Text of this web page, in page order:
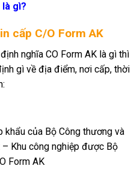
là gì?
cấp C/O Form AK
nghĩa CO Form AK là gì thì
gì về địa điểm, nơi cấp, thời
khẩu của Bộ Công thương và
Khu công nghiệp được Bộ
Form AK